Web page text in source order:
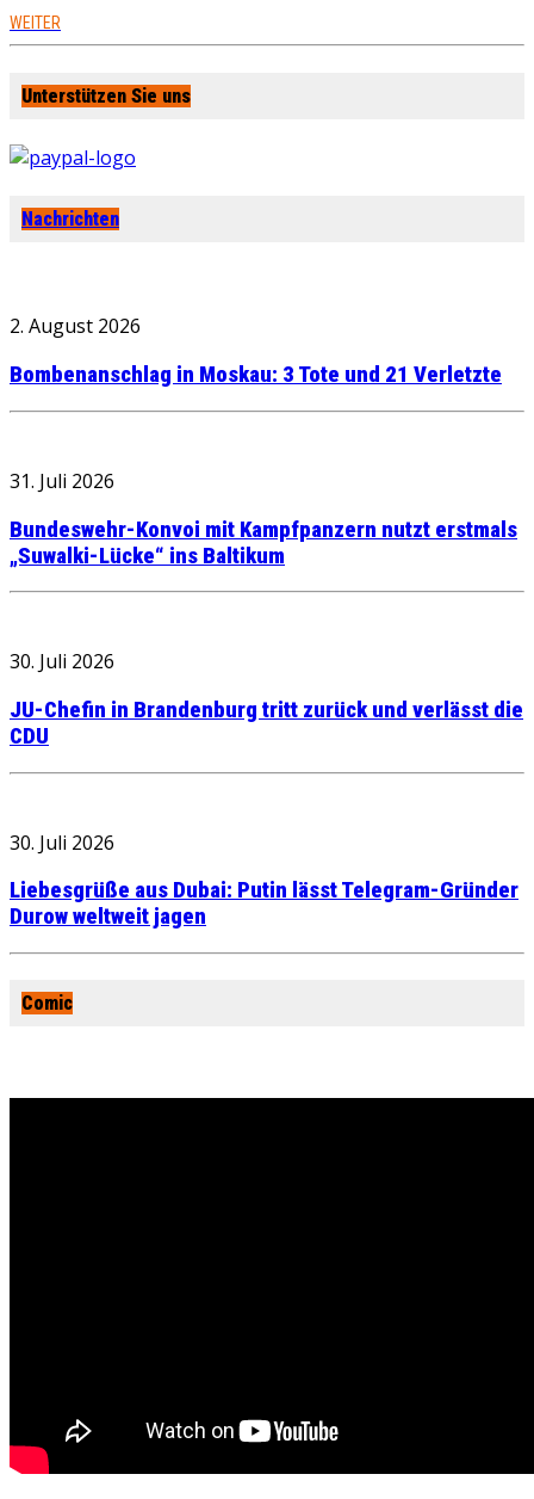
WEITER
Unterstützen Sie uns
Nachrichten
2. August 2026
Bombenanschlag in Moskau: 3 Tote und 21 Verletzte
31. Juli 2026
Bundeswehr-Konvoi mit Kampfpanzern nutzt erstmals
„Suwalki-Lücke“ ins Baltikum
30. Juli 2026
JU-Chefin in Brandenburg tritt zurück und verlässt die
CDU
30. Juli 2026
Liebesgrüße aus Dubai: Putin lässt Telegram-Gründer
Durow weltweit jagen
Comic